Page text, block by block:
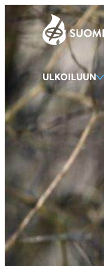
Siirry
suoraan
sisältöön
Suomen Latu
ULKOILUUN